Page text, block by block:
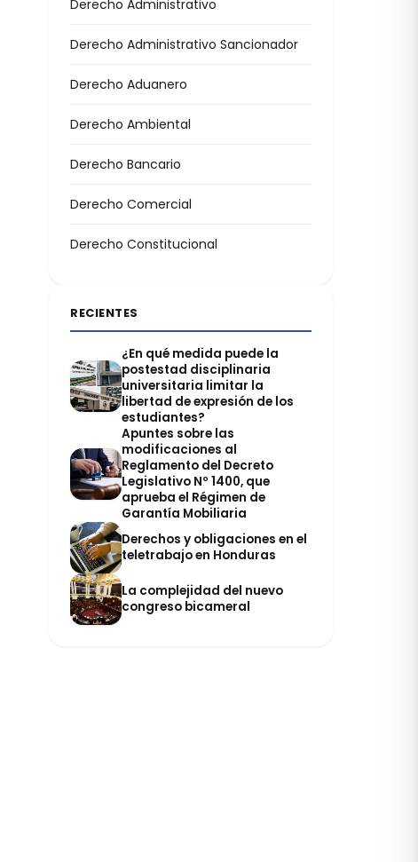
Derecho Administrativo
Derecho Administrativo Sancionador
Derecho Aduanero
Derecho Ambiental
Derecho Bancario
Derecho Comercial
Derecho Constitucional
RECIENTES
¿En qué medida puede la
postestad disciplinaria
universitaria limitar la
libertad de expresión de los
estudiantes?
Apuntes sobre las
modificaciones al
Reglamento del Decreto
Legislativo Nº 1400, que
aprueba el Régimen de
Garantía Mobiliaria
Derechos y obligaciones en el
teletrabajo en Honduras
La complejidad del nuevo
congreso bicameral